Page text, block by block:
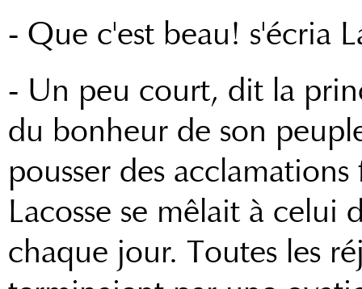
- Que c'est beau! s'écria
- Un peu court, dit la
du bonheur de son
pousser des
Lacosse se mêlait à celui
chaque jour. Toutes les